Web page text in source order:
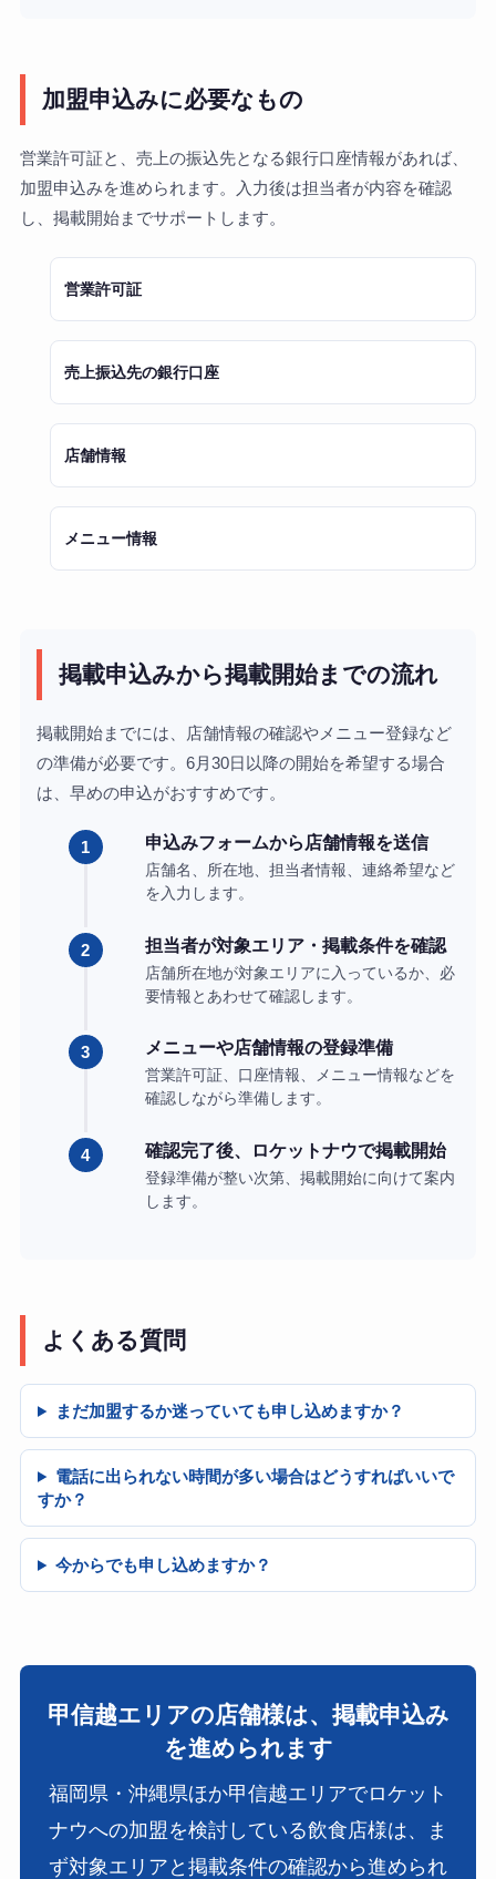
加盟申込みに必要なもの
営業許可証と、売上の振込先となる銀行口座情報があれば、
加盟申込みを進められます。入力後は担当者が内容を確認
し、掲載開始までサポートします。
営業許可証
売上振込先の銀行口座
店舗情報
メニュー情報
掲載申込みから掲載開始までの流れ
掲載開始までには、店舗情報の確認やメニュー登録など
の準備が必要です。6月30日以降の開始を希望する場合
は、早めの申込がおすすめです。
申込みフォームから店舗情報を送信
店舗名、所在地、担当者情報、連絡希望など
を入力します。
担当者が対象エリア・掲載条件を確認
店舗所在地が対象エリアに入っているか、必
要情報とあわせて確認します。
メニューや店舗情報の登録準備
営業許可証、口座情報、メニュー情報などを
確認しながら準備します。
確認完了後、ロケットナウで掲載開始
登録準備が整い次第、掲載開始に向けて案内
します。
よくある質問
まだ加盟するか迷っていても申し込めますか？
電話に出られない時間が多い場合はどうすればいいで
すか？
今からでも申し込めますか？
甲信越エリアの店舗様は、掲載申込み
を進められます
福岡県・沖縄県ほか甲信越エリアでロケット
ナウへの加盟を検討している飲食店様は、ま
ず対象エリアと掲載条件の確認から進められ